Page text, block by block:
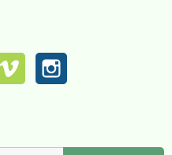
Vimeo